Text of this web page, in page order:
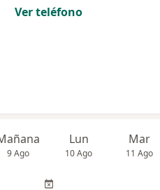
Ver teléfono
9 Ago
Lun
10 Ago
Mar
11 Ago